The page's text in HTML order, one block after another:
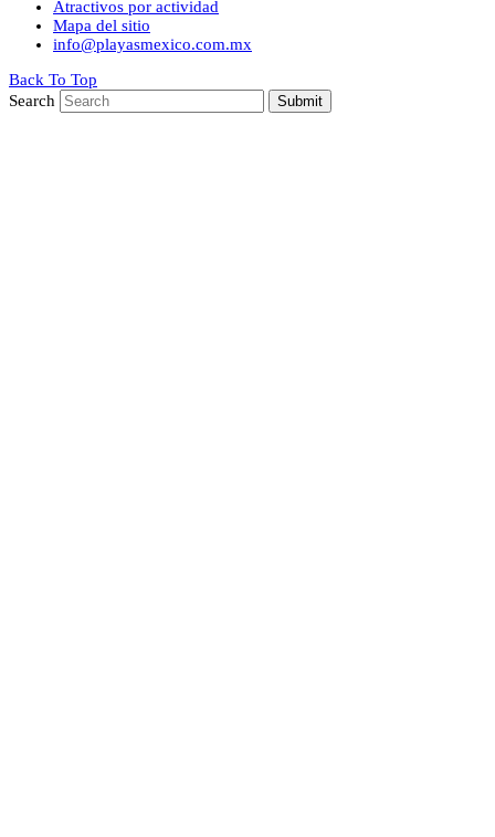
Atractivos por actividad
Mapa del sitio
info@playasmexico.com.mx
Back To Top
Search
Submit